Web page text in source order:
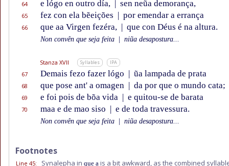
64 e lógo en outro día, | sen neũa demorança,
65 fez con ela bẽeições | por emendar a errança
66 que aa Virgen fezéra, | que con Déus é na altura.
Non convên que seja feita niũa desapostura...
Stanza XVII Syllables IPA
67 Demais fezo fazer lógo | ũa lampada de prata
68 que pose ant' a omagen | da por que o mundo cata;
69 e foi pois de bõa vida | e quitou-se de barata
70 maa e de mao siso | e de toda travessura.
Non convên que seja feita niũa desapostura...
Footnotes
Line 45: Synalepha in que a is a bit awkward, as the combined